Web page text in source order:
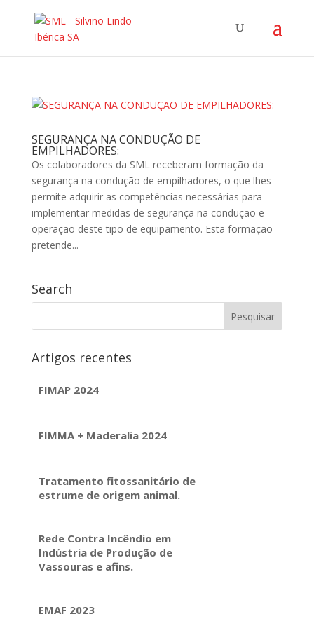
SEGURANÇA NA CONDUÇÃO DE
EMPILHADORES:
Os colaboradores da SML receberam formação da
segurança na condução de empilhadores, o que lhes
permite adquirir as competências necessárias para
implementar medidas de segurança na condução e
operação deste tipo de equipamento. Esta formação
pretende...
Search
Artigos recentes
FIMAP 2024
FIMMA + Maderalia 2024
Tratamento fitossanitário de
estrume de origem animal.
Rede Contra Incêndio em
Indústria de Produção de
Vassouras e afins.
EMAF 2023